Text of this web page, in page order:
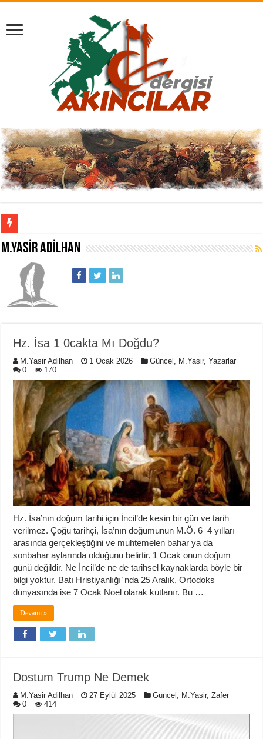
M.YASIR ADILHAN
Hz. İsa 1 0cakta Mı Doğdu?
M.Yasir Adilhan 1 Ocak 2026 Güncel M.Yasir,Yazarlar
0
170
Hz. İsa’nın doğum tarihi için İncil’de kesin bir gün ve tarih
verilmez. Çoğu tarihçi, İsa’nın doğumunun M.Ö. 6–4 yılları
arasında gerçekleştiğini ve muhtemelen bahar ya da
sonbahar aylarında olduğunu belirtir. 1 Ocak onun doğum
günü değildir. Ne İncil’de ne de tarihsel kaynaklarda böyle bir
bilgi yoktur. Batı Hristiyanlığı’ nda 25 Aralık, Ortodoks
dünyasında ise 7 Ocak Noel olarak kutlanır. Bu …
Devamı »
Dostum Trump Ne Demek
M.Yasir Adilhan 27 Eylül 2025 Güncel , M.Yasir,Zafer
0
414